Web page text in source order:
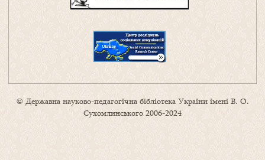
© Державна науково-педагогічна бібліотека України імені В. О.
Сухомлинського 2006-2024